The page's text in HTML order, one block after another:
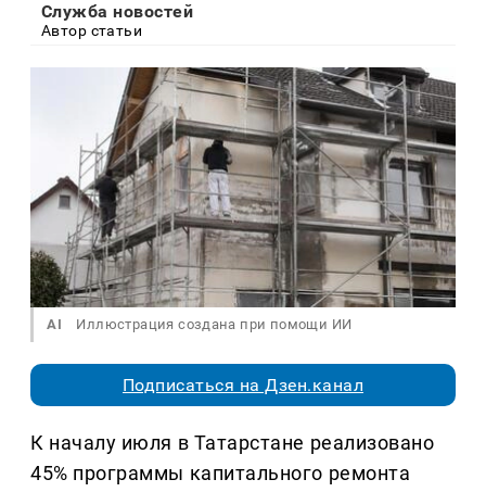
Служба новостей
Автор статьи
AI Иллюстрация создана при помощи ИИ
Подписаться на Дзен.канал
К началу июля в Татарстане реализовано
45% программы капитального ремонта